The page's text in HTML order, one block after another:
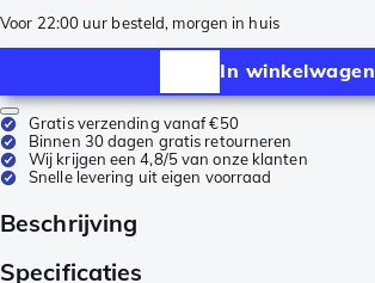
Voor 22:00 uur besteld, morgen in huis
In winkelwagen
Gratis verzending vanaf €50
Binnen 30 dagen gratis retourneren
Wij krijgen een 4,8/5 van onze klanten
Snelle levering uit eigen voorraad
Beschrijving
Specificaties